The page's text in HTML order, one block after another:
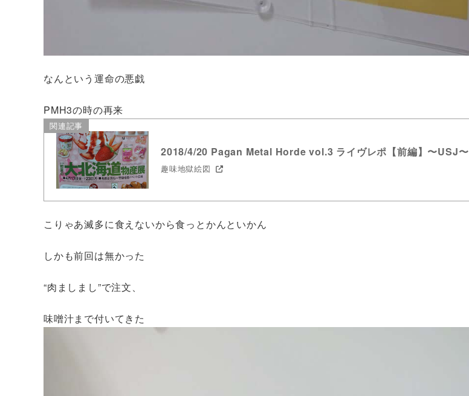
なんという運命の悪戯
PMH3の時の再来
関連記事
2018/4/20 Pagan Metal Horde vol.3 ライヴレポ【前編】〜USJ〜
趣味地獄絵図
こりゃあ滅多に食えないから食っとかんといかん
しかも前回は無かった
“肉ましまし”で注文、
味噌汁まで付いてきた